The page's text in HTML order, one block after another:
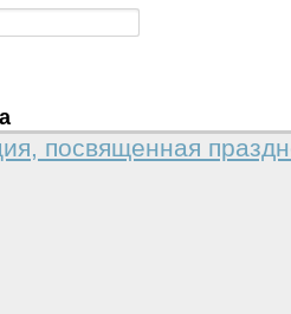
посвященная